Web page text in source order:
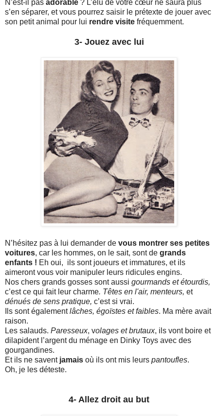
N’est-il pas adorable ? L’élu de votre cœur ne saura plus
s’en séparer, et vous pourrez saisir le prétexte de jouer avec
son petit animal pour lui rendre visite fréquemment.
3- Jouez avec lui
N’hésitez pas à lui demander de vous montrer ses petites
voitures, car les hommes, on le sait, sont de grands
enfants ! Eh oui, ils sont joueurs et immatures, et ils
aimeront vous voir manipuler leurs ridicules engins.
Nos chers grands gosses sont aussi gourmands et étourdis,
c’est ce qui fait leur charme. Têtes en l'air, menteurs, et
dénués de sens pratique, c’est si vrai.
Ils sont égalementlâches, égoïstes et faibles. Ma mère avait
raison.
Les salauds. Paresseux, volages et brutaux, ils vont boire et
dilapident l’argent du ménage en Dinky Toys avec des
gourgandines.
Et ils ne savent jamais où ils ont mis leurs pantoufles.
Oh, je les déteste.
4- Allez droit au but